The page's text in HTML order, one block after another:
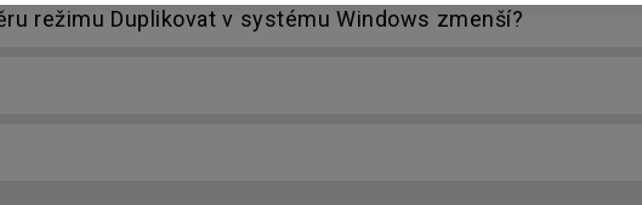
režimu Duplikovat v systému Windows zmenší?